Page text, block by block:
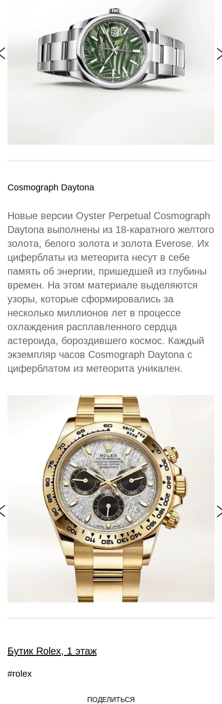
Cosmograph Daytona
Новые версии Oyster Perpetual Cosmograph
Daytona выполнены из 18‑каратного желтого
золота, белого золота и золота Everose. Их
циферблаты из метеорита несут в себе
память об энергии, пришедшей из глубины
времен. На этом материале выделяются
узоры, которые сформировались за
несколько миллионов лет в процессе
охлаждения расплавленного сердца
астероида, бороздившего космос. Каждый
экземпляр часов Cosmograph Daytona с
циферблатом из метеорита уникален.
Бутик Rolex, 1 этаж
#rolex
ПОДЕЛИТЬСЯ